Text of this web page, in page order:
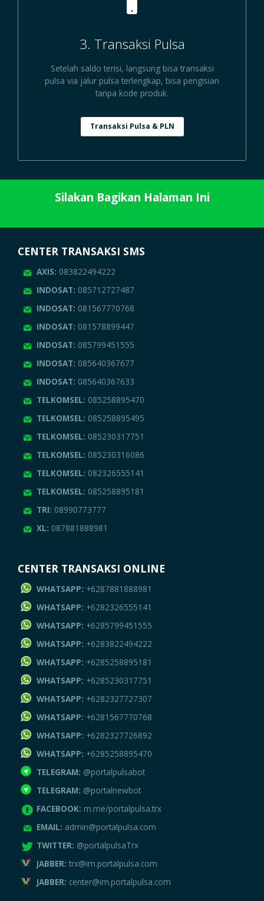
3. Transaksi Pulsa
Setelah saldo terisi, langsung bisa transaksi
pulsa via jalur pulsa terlengkap, bisa pengisian
tanpa kode produk.
Transaksi Pulsa & PLN
Silakan Bagikan Halaman Ini
CENTER TRANSAKSI SMS
AXIS: 083822494222
INDOSAT: 085712727487
INDOSAT: 081567770768
INDOSAT: 081578899447
INDOSAT: 085799451555
INDOSAT: 085640367677
INDOSAT: 085640367633
TELKOMSEL: 085258895470
TELKOMSEL: 085258895495
TELKOMSEL: 085230317751
TELKOMSEL: 085230316086
TELKOMSEL: 082326555141
TELKOMSEL: 085258895181
TRI: 08990773777
XL: 087881888981
CENTER TRANSAKSI ONLINE
WHATSAPP: +6287881888981
WHATSAPP: +6282326555141
WHATSAPP: +6285799451555
WHATSAPP: +6283822494222
WHATSAPP: +6285258895181
WHATSAPP: +6285230317751
WHATSAPP: +6282327727307
WHATSAPP: +6281567770768
WHATSAPP: +6282327726892
WHATSAPP: +6285258895470
TELEGRAM: @portalpulsabot
TELEGRAM: @portalnewbot
FACEBOOK: m.me/portalpulsa.trx
EMAIL: admin@portalpulsa.com
TWITTER: @portalpulsaTrx
JABBER:trx@im.portalpulsa.com
JABBER: center@im.portalpulsa.com